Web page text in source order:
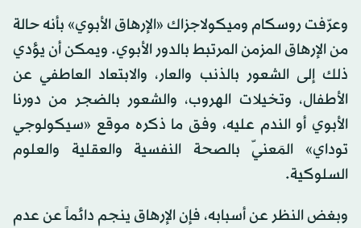
وعرّفت روسكام وميكولاجزاك «الإرهاق الأبوي» بأنه حالة
من الإرهاق المزمن المرتبط بالدور الأبوي. ويمكن أن يؤدي
ذلك إلى الشعور بالذنب والعار، والابتعاد العاطفي عن
الأطفال، وتخيلات الهروب، والشعور بالضجر من دورنا
الأبوي أو الندم عليه، وفق ما ذكره موقع «سيكولوجي
توداي» المَعنيّ بالصحة النفسية والعقلية والعلوم
السلوكية.
وبغض النظر عن أسبابه، فإن الإرهاق ينجم دائماً عن عدم